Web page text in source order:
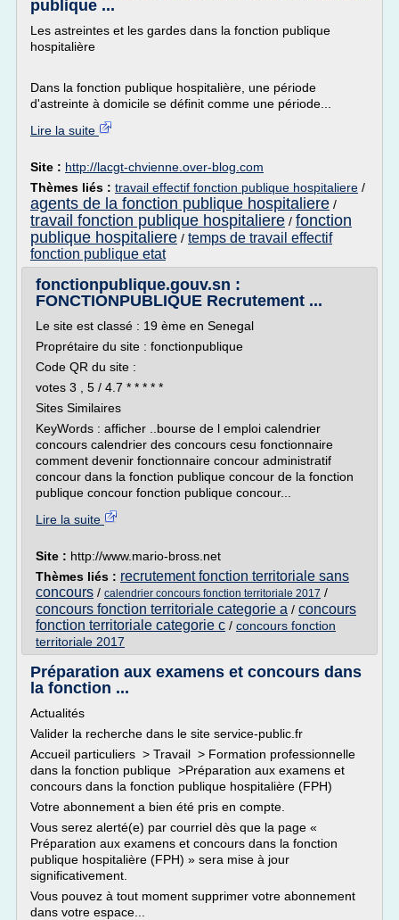
publique ...
Les astreintes et les gardes dans la fonction publique
hospitalière
Dans la fonction publique hospitalière, une période
d'astreinte à domicile se définit comme une période...
Lire la suite
Site : http://lacgt-chvienne.over-blog.com
Thèmes liés : travail effectif fonction publique hospitaliere /
agents de la fonction publique hospitaliere /
travail fonction publique hospitaliere / fonction
publique hospitaliere / temps de travail effectif
fonction publique etat
fonctionpublique.gouv.sn :
FONCTIONPUBLIQUE Recrutement ...
Le site est classé : 19 ème en Senegal
Proprétaire du site : fonctionpublique
Code QR du site :
votes 3 , 5 / 4.7 * * * * *
Sites Similaires
KeyWords : afficher ..bourse de l emploi calendrier
concours calendrier des concours cesu fonctionnaire
comment devenir fonctionnaire concour administratif
concour dans la fonction publique concour de la fonction
publique concour fonction publique concour...
Lire la suite
Site : http://www.mario-bross.net
Thèmes liés : recrutement fonction territoriale sans
concours / calendrier concours fonction territoriale 2017 /
concours fonction territoriale categorie a / concours
fonction territoriale categorie c / concours fonction
territoriale 2017
Préparation aux examens et concours dans
la fonction ...
Actualités
Valider la recherche dans le site service-public.fr
Accueil particuliers > Travail > Formation professionnelle
dans la fonction publique >Préparation aux examens et
concours dans la fonction publique hospitalière (FPH)
Votre abonnement a bien été pris en compte.
Vous serez alerté(e) par courriel dès que la page «
Préparation aux examens et concours dans la fonction
publique hospitalière (FPH) » sera mise à jour
significativement.
Vous pouvez à tout moment supprimer votre abonnement
dans votre espace...